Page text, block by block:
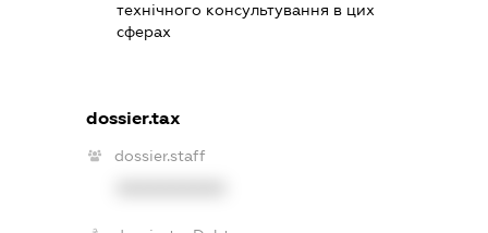
технічного консультування в цих
сферах
dossier.tax
dossier.staff